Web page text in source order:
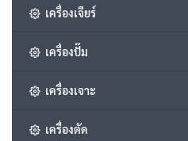
เครื่องเจียร์
เครื่องปั๊ม
เครื่องเจาะ
เครื่องตัด